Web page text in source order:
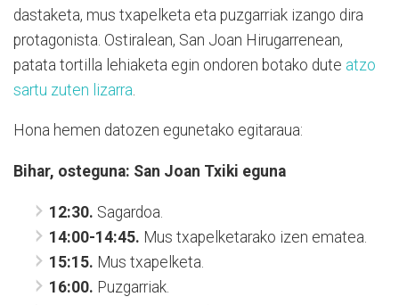
dastaketa, mus txapelketa eta puzgarriak izango dira
protagonista. Ostiralean, San Joan Hirugarrenean,
patata tortilla lehiaketa egin ondoren botako dute atzo
sartu zuten lizarra
Hona hemen datozen egunetako egitaraua:
Bihar, osteguna: San Joan Txiki eguna
12:30. Sagardoa.
14:00-14:45. Mus txapelketarako izen ematea.
15:15. Mus txapelketa.
16:00. Puzgarriak.